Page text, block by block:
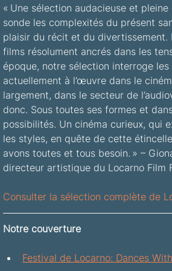
« Une sélection audacieuse et
sonde les complexités du présent
plaisir du récit et du divertissement.
films résolument ancrés dans les
époque, notre sélection interroge
actuellement à l’œuvre dans le
largement, dans le secteur de
donc. Sous toutes ses formes et
possibilités. Un cinéma curieux, qui
les styles, en quête de cette
avons toutes et tous besoin. » –
directeur artistique du Locarno Film
Consulter la sélection complète de
Notre couverture
Festival de Locarno: Dances